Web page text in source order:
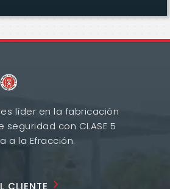
es líder en la fabricación
seguridad con CLASE 5
a la Efracción.